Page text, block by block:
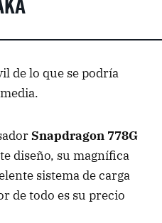
de lo que se podría
Snapdragon 778G
diseño, su magnífica
sistema de carga
de todo es su precio